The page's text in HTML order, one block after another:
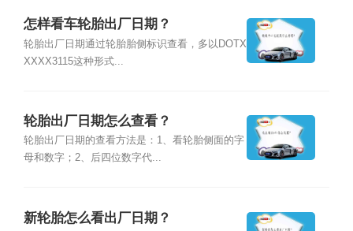
怎样看车轮胎出厂日期？
轮胎出厂日期通过轮胎胎侧标识查看，多以DOTX
XXXX3115这种形式...
轮胎出厂日期怎么查看？
轮胎出厂日期的查看方法是：1、看轮胎侧面的字
母和数字；2、后四位数字代...
新轮胎怎么看出厂日期？